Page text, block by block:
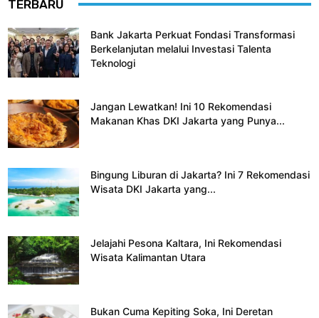
TERBARU
Bank Jakarta Perkuat Fondasi Transformasi
Berkelanjutan melalui Investasi Talenta
Teknologi
Jangan Lewatkan! Ini 10 Rekomendasi
Makanan Khas DKI Jakarta yang Punya...
Bingung Liburan di Jakarta? Ini 7 Rekomendasi
Wisata DKI Jakarta yang...
Jelajahi Pesona Kaltara, Ini Rekomendasi
Wisata Kalimantan Utara
Bukan Cuma Kepiting Soka, Ini Deretan